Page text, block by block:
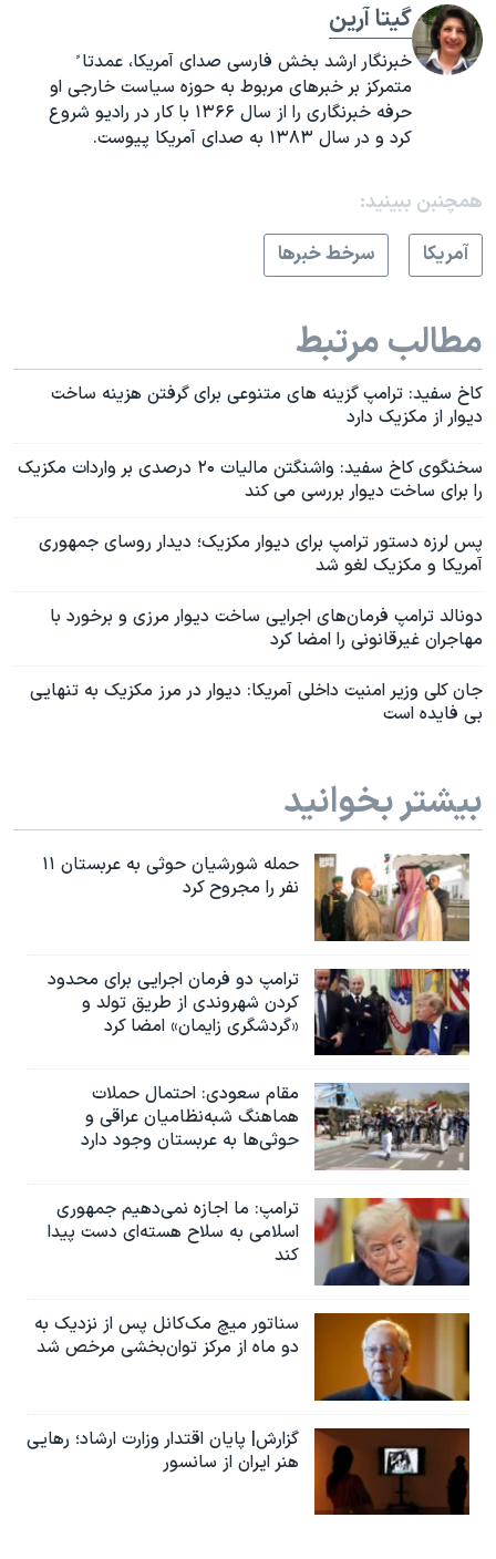
گیتا آرین
خبرنگار ارشد بخش فارسی صدای آمریکا، عمدتا ً
متمرکز بر خبرهای مربوط به حوزه سیاست خارجی او
حرفه خبرنگاری را از سال ۱۳۶۶ با کار در رادیو شروع
کرد و در سال ۱۳۸۳ به صدای آمریکا پیوست
.
همچنبن ببینید:
آمريکا
سرخط خبرها
مطالب مرتبط
کاخ سفید: ترامپ گزینه های متنوعی برای گرفتن هزینه ساخت
دیوار از مکزیک دارد
سخنگوی کاخ سفید: واشنگتن مالیات ۲۰ درصدی بر واردات مکزیک
را برای ساخت دیوار بررسی می کند
پس لرزه دستور ترامپ برای دیوار مکزیک؛ دیدار روسای جمهوری
آمریکا و مکزیک لغو شد
دونالد ترامپ فرمان‌‌های اجرایی ساخت دیوار مرزی و برخورد با
مهاجران غیرقانونی را امضا کرد
جان کلی وزیر امنیت داخلی آمریکا: دیوار در مرز مکزیک به تنهایی
بی فایده است
بیشتر بخوانید
حمله شورشیان حوثی به عربستان ۱۱
نفر را مجروح کرد
ترامپ دو فرمان اجرایی برای محدود
کردن شهروندی از طریق تولد و
«گردشگری زایمان» امضا کرد
مقام سعودی: احتمال حملات
هماهنگ شبه‌نظامیان عراقی و
حوثی‌ها به عربستان وجود دارد
ترامپ: ما اجازه نمی‌دهیم جمهوری
اسلامی به سلاح هسته‌ای دست پیدا
کند
سناتور میچ مک‌کانل پس از نزدیک به
دو ماه از مرکز توان‌بخشی مرخص شد
گزارش| پایان اقتدار وزارت ارشاد؛ رهایی
هنر ایران از سانسور